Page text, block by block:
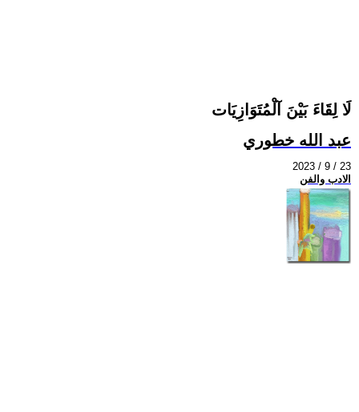
لَا لِقَاءَ بَيْنَ آلْمُتَوَازِيَات
عبد الله خطوري
2023 / 9 / 23
الادب والفن